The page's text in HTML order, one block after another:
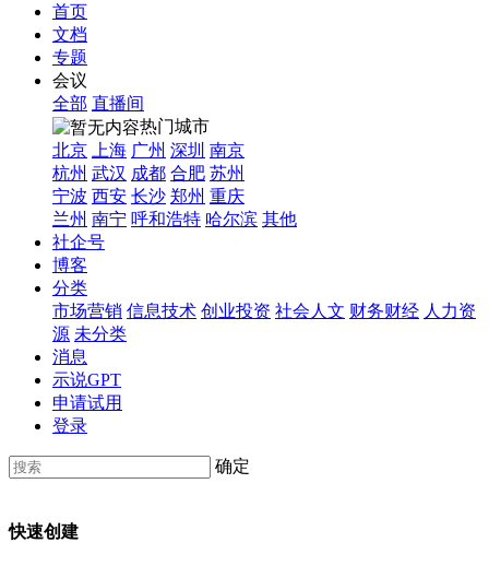
首页
文档
专题
会议
全部 直播间
热门城市
北京
上海 广州 深圳 南京
杭州 武汉 成都 合肥 苏州
宁波 西安 长沙 郑州 重庆
兰州 南宁 呼和浩特 哈尔滨 其他
社企号
博客
分类
市场营销 信息技术 创业投资 社会人文 财务财经 人力资
源 未分类
消息
示说GPT
申请试用
登录
确定
快速创建